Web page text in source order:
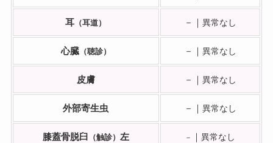
耳 （耳道） －｜ 異常なし
心臓（聴診） －｜ 異常なし
皮膚 －｜ 異常なし
外部寄生虫 －｜ 異常なし
膝蓋骨脱臼 （触診） 左 － ｜異常なし